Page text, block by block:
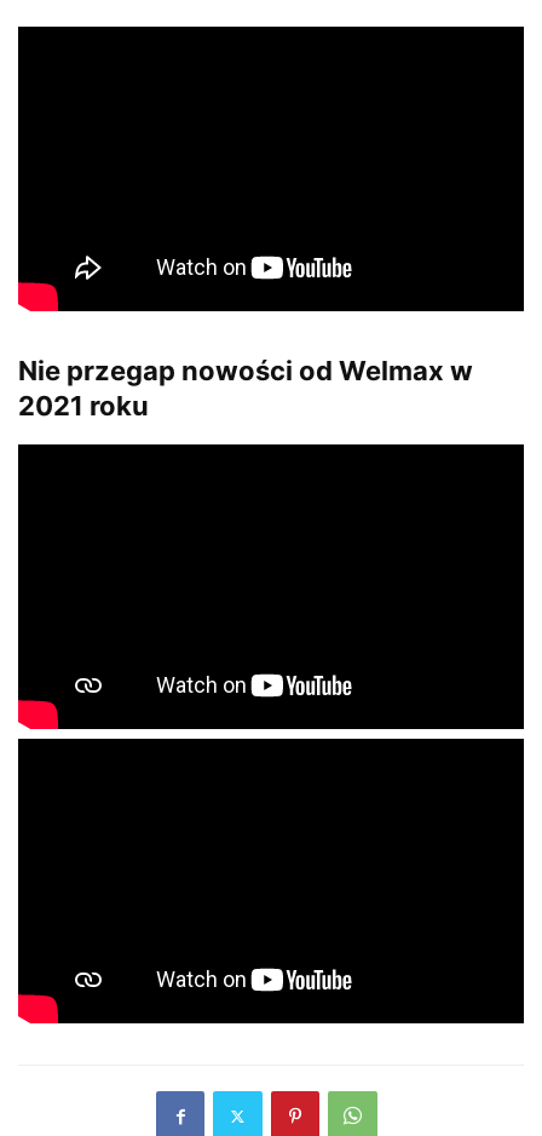
Nie przegap nowości od Welmax w
2021 roku